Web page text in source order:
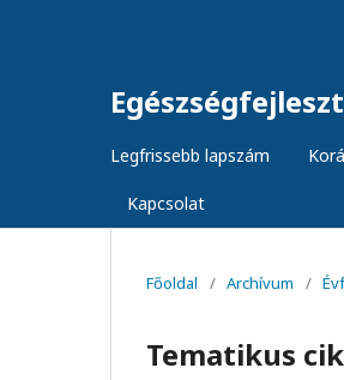
Legfrissebb lapszám
Kapcsolat
Főoldal / Archívum /
Tematikus